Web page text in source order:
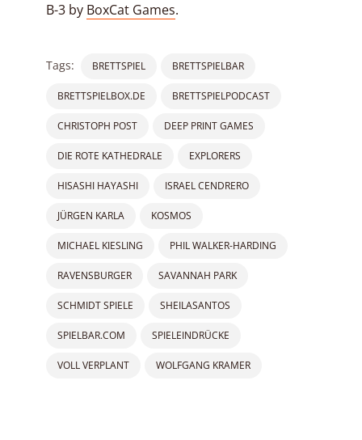
B-3 by BoxCat Games.
Tags: BRETTSPIEL BRETTSPIELBAR
BRETTSPIELBOX.DE BRETTSPIELPODCAST
CHRISTOPH POST DEEP PRINT GAMES
DIE ROTE KATHEDRALE EXPLORERS
HISASHI HAYASHI ISRAEL CENDRERO
JÜRGEN KARLA KOSMOS
MICHAEL KIESLING PHIL WALKER-HARDING
RAVENSBURGER SAVANNAH PARK
SCHMIDT SPIELE SHEILASANTOS
SPIELBAR.COM SPIELEINDRÜCKE
VOLL VERPLANT WOLFGANG KRAMER